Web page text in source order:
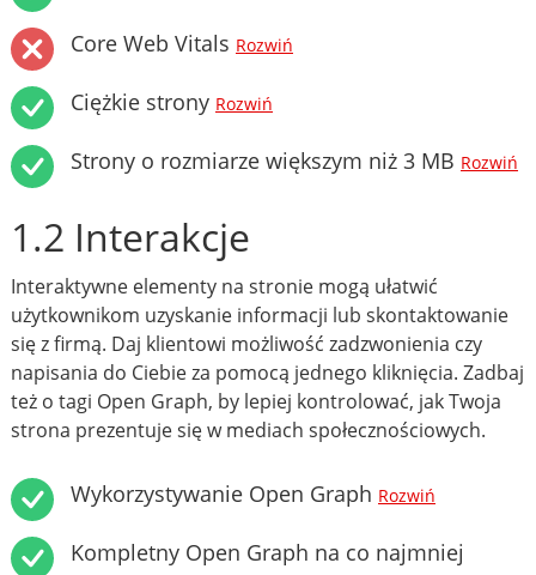
Core Web Vitals Rozwiń
Ciężkie strony Rozwiń
Strony o rozmiarze większym niż 3 MB Rozwiń
1.2 Interakcje
Interaktywne elementy na stronie mogą ułatwić
użytkownikom uzyskanie informacji lub skontaktowanie
się z firmą. Daj klientowi możliwość zadzwonienia czy
napisania do Ciebie za pomocą jednego kliknięcia. Zadbaj
też o tagi Open Graph, by lepiej kontrolować, jak Twoja
strona prezentuje się w mediach społecznościowych.
Wykorzystywanie Open Graph Rozwiń
Kompletny Open Graph na co najmniej